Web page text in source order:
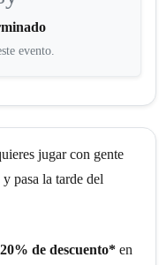
evento.
jugar con gente
pasa la tarde del
20% de descuento* en